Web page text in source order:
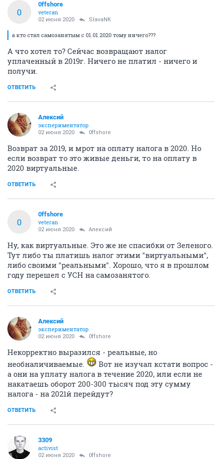
0
0ffshore
veteran
02 июня 2020 SlavaNK
а кто стал самозанятым с 01.01.2020 тому ничего???
А что хотел то? Сейчас возвращают налог
уплаченный в 2019г. Ничего не платил - ничего и
получи.
ОТВЕТИТЬ
Алексий
экспериментатор
02 июня 2020 0ffshore
Возврат за 2019, и мрот на оплату налога в 2020. Но
если возврат то это живые деньги, то на оплату в
2020 виртуальные.
ОТВЕТИТЬ
0
0ffshore
veteran
02 июня 2020 Алексий
Ну, как виртуальные. Это же не спасибки от Зеленого.
Тут либо ты платишь налог этими "виртуальными",
либо своими "реальными". Хорошо, что я в прошлом
году перешел с УСН на самозанятого.
ОТВЕТИТЬ
Алексий
экспериментатор
02 июня 2020 0ffshore
Некорректно выразился - реальные, но
необналичиваемые.
Вот не изучал кстати вопрос -
а они на уплату налога в течение 2020, или если не
накатаешь оборот 200-300 тысяч под эту сумму
налога - на 2021й перейдут?
ОТВЕТИТЬ
3309
activist
02 июня 2020 0ffshore